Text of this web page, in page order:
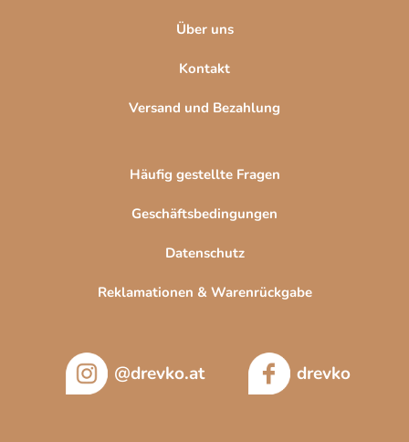
Über uns
Kontakt
Versand und Bezahlung
Häufig gestellte Fragen
Geschäftsbedingungen
Datenschutz
Reklamationen & Warenrückgabe
@drevko.at drevko